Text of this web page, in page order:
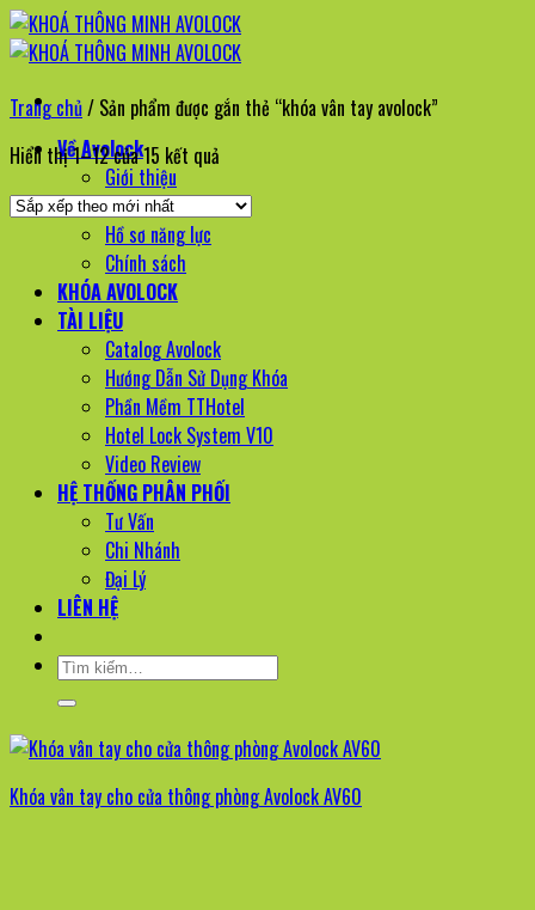
Bỏ
qua
dung
Về Avolock
Giới thiệu
Sứ mệnh | Tầm nhìn
Hồ sơ năng lực
Chính sách
KHÓA AVOLOCK
TÀI LIỆU
Catalog Avolock
Hướng Dẫn Sử Dụng Khóa
Phần Mềm TTHotel
Hotel Lock System V10
Video Review
HỆ THỐNG PHÂN PHỐI
Tư Vấn
Chi Nhánh
Đại Lý
LIÊN HỆ
Tìm
kiếm:
Trang chủ/ Sản phẩm được gắn thẻ “khóa vân tay avolock”
Hiển thị 1–12 của 15 kết quả
xếp
Khóa vân tay cho cửa thông phòng Avolock AV60